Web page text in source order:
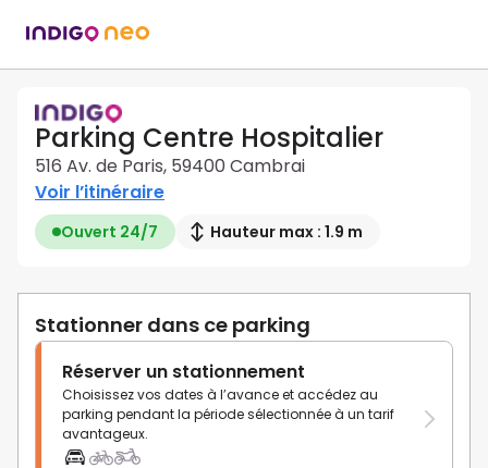
Parking Centre Hospitalier
516 Av. de Paris, 59400 Cambrai
Voir l’itinéraire
Ouvert 24/7 Hauteur max : 1.9 m
Stationner dans ce parking
Réserver un stationnement
Choisissez vos dates à l’avance et accédez au
parking pendant la période sélectionnée à un tarif
avantageux.